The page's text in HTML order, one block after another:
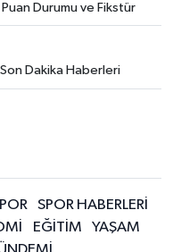
Puan Durumu ve Fikstür
Son Dakika Haberleri
SPOR HABERLERİ
EĞİTİM
YAŞAM